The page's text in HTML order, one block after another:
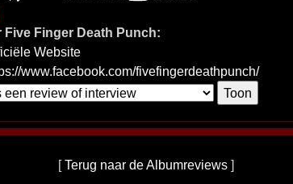
Five Finger Death Punch:
Website
www.facebook.com/fivefingerdeathpunch/
[Terug naar de Albumreviews ]